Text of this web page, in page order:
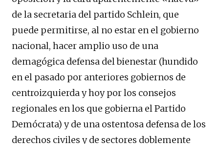
de la secretaria del partido Schlein, que
puede permitirse, al no estar en el gobierno
nacional, hacer amplio uso de una
demagógica defensa del bienestar (hundido
en el pasado por anteriores gobiernos de
centroizquierda y hoy por los consejos
regionales en los que gobierna el Partido
Demócrata) y de una ostentosa defensa de los
derechos civiles y de sectores doblemente